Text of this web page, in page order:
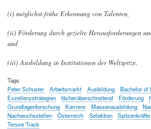
(i) möglichst frühe Erkennung von Talenten,
(ii) Förderung durch gezielte Herausforderungen
und
(iii) Ausbildung in Institutionen der Weltspitze.
Tags
Peter Schuster
Arbeitsmarkt Ausbildung Bachelor of
Exzellenzstrategien
fächerüberschreitend Förderung
Grundlagenforschung
Karriere Massenausbildung
Nachwuchsstellen
Österreich Selektion Spitzenkräfte
Tenure Track